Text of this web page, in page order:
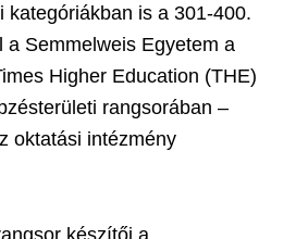
kategóriákban is a 301-400.
a Semmelweis Egyetem a
Higher Education (THE)
rangsorában –
oktatási intézmény
készítői a